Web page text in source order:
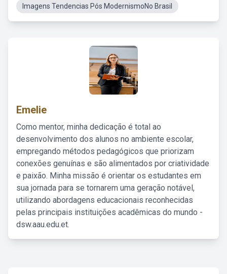
Imagens Tendencias Pós ModernismoNo Brasil
Emelie
Como mentor, minha dedicação é total ao
desenvolvimento dos alunos no ambiente escolar,
empregando métodos pedagógicos que priorizam
conexões genuínas e são alimentados por criatividade
e paixão. Minha missão é orientar os estudantes em
sua jornada para se tornarem uma geração notável,
utilizando abordagens educacionais reconhecidas
pelas principais instituições acadêmicas do mundo -
dsw.aau.edu.et.